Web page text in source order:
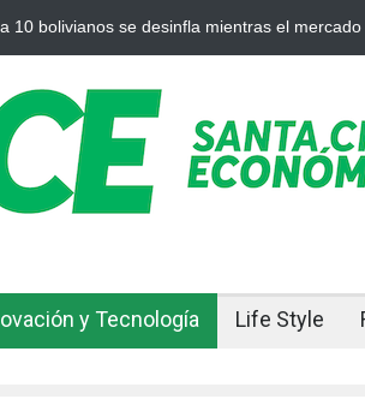
afuera, Bolivia siente el golpe en casa
y Tecnología Life Style